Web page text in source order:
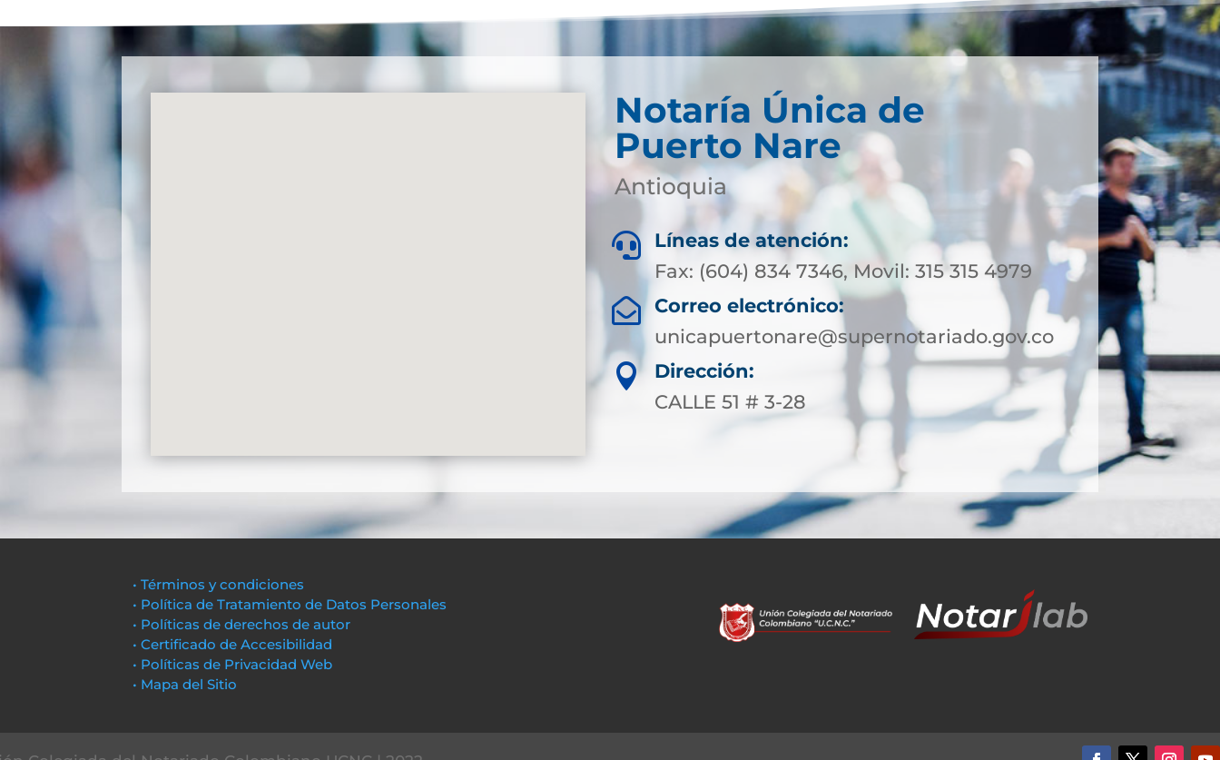
Notaría Única de
Puerto Nare
Antioquia

Líneas de atención:
Fax: (604) 834 7346, Movil: 315 315 4979

Correo electrónico:
unicapuertonare@supernotariado.gov.co

Dirección:
CALLE 51 # 3-28
• Términos y condiciones
• Política de Tratamiento de Datos Personales
• Políticas de derechos de autor
• Certificado de Accesibilidad
• Políticas de Privacidad Web
• Mapa del Sitio